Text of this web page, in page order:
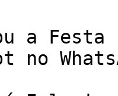
a Festa
no